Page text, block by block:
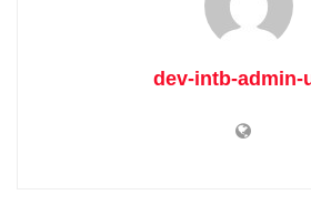
dev-intb-admin-